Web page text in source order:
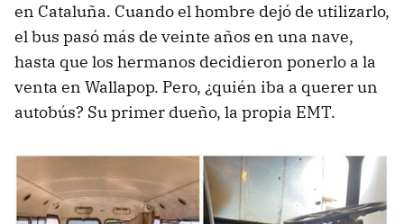
en Cataluña. Cuando el hombre dejó de utilizarlo,
el bus pasó más de veinte años en una nave,
hasta que los hermanos decidieron ponerlo a la
venta en Wallapop. Pero, ¿quién iba a querer un
autobús? Su primer dueño, la propia EMT.